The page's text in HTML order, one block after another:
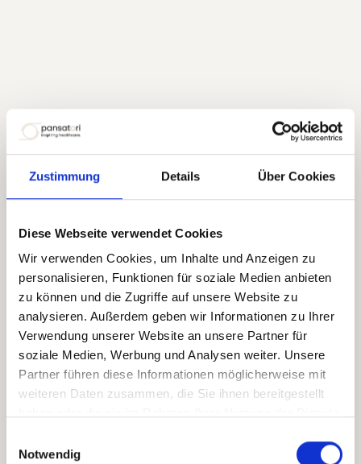
Zustimmung Details Über Cookies
Diese Webseite verwendet Cookies
Wir verwenden Cookies, um Inhalte und Anzeigen zu
personalisieren, Funktionen für soziale Medien anbieten
zu können und die Zugriffe auf unsere Website zu
analysieren. Außerdem geben wir Informationen zu Ihrer
Verwendung unserer Website an unsere Partner für
soziale Medien, Werbung und Analysen weiter. Unsere
Partner führen diese Informationen möglicherweise mit
weiteren Daten zusammen, die Sie ihnen bereitgestellt
Notwendig
Kaip spengimas ausyse
pasireiškia kasdieniame
Spengimas ausyse nėra tik garsas – jis
daro įtaką visai kasdienio gyvenimo
patirčiai: